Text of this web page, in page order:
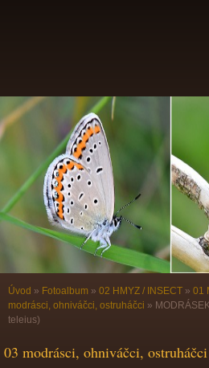
Úvod » Fotoalbum » 02 HMYZ / INSECT » 01
modrásci, ohniváčci, ostruháčci »
teleius)
03 modrásci, ohniváčci, ostruháčci